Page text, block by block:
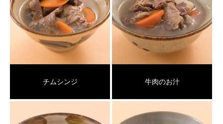
チムシンジ 牛肉のお汁